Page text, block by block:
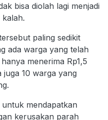
bisa diolah lagi menjadi
paling sedikit
ada warga yang telah
menerima Rp1,5
10 warga yang
mendapatkan
kerusakan parah